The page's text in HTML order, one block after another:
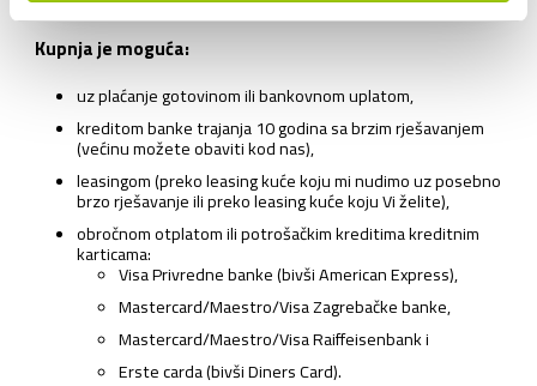
Kupnja je moguća:
uz plaćanje gotovinom ili bankovnom uplatom,
kreditom banke trajanja 10 godina sa brzim rješavanjem
(većinu možete obaviti kod nas),
leasingom (preko leasing kuće koju mi nudimo uz posebno
brzo rješavanje ili preko leasing kuće koju Vi želite),
obročnom otplatom ili potrošačkim kreditima kreditnim
karticama:
Visa Privredne banke (bivši American Express),
Mastercard/Maestro/Visa Zagrebačke banke,
Mastercard/Maestro/Visa Raiffeisenbank i
Erste carda (bivši Diners Card).